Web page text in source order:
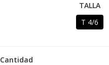
TALLA
T 4/6
Cantidad